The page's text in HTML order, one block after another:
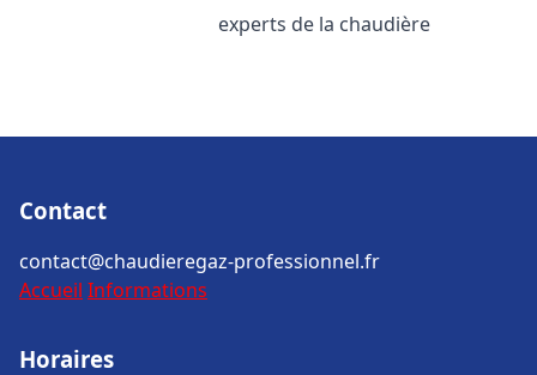
experts de la chaudière
Contact
contact@chaudieregaz-professionnel.fr
Accueil Informations
Horaires